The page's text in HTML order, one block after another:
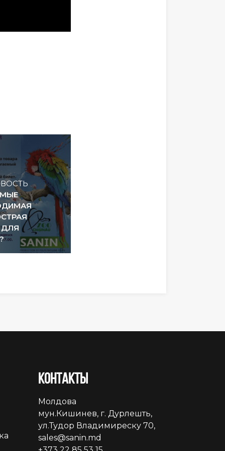
ДЛЯ
Контакты
Молдова
мун.Кишинев, г. Дурлешть,
ул.Тудор Владимиреску 70,
sales@sanin.md